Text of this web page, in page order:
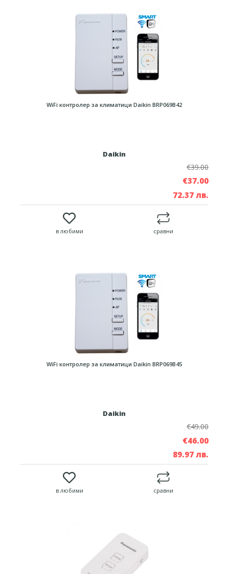
WiFi контролер за климатици Daikin BRP069B42
Daikin
€39.00
€37.00
72.37 лв.
в любими сравни
WiFi контролер за климатици Daikin BRP069B45
Daikin
€49.00
€46.00
89.97 лв.
в любими сравни